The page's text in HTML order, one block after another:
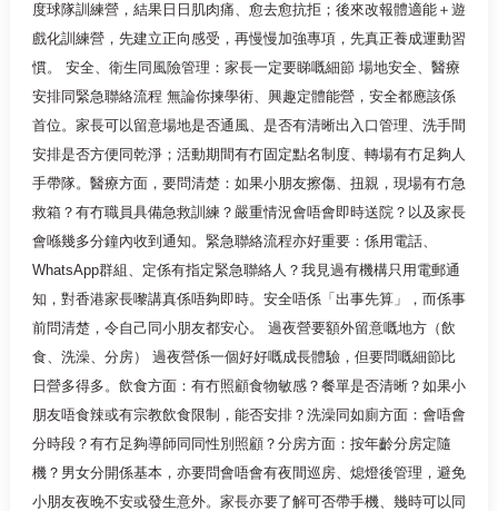
度球隊訓練營，結果日日肌肉痛、愈去愈抗拒；後來改報體適能＋遊
戲化訓練營，先建立正向感受，再慢慢加強專項，先真正養成運動習
慣。 安全、衛生同風險管理：家長一定要睇嘅細節 場地安全、醫療
安排同緊急聯絡流程 無論你揀學術、興趣定體能營，安全都應該係
首位。家長可以留意場地是否通風、是否有清晰出入口管理、洗手間
安排是否方便同乾淨；活動期間有冇固定點名制度、轉場有冇足夠人
手帶隊。醫療方面，要問清楚：如果小朋友擦傷、扭親，現場有冇急
救箱？有冇職員具備急救訓練？嚴重情況會唔會即時送院？以及家長
會喺幾多分鐘內收到通知。緊急聯絡流程亦好重要：係用電話、
WhatsApp群組、定係有指定緊急聯絡人？我見過有機構只用電郵通
知，對香港家長嚟講真係唔夠即時。安全唔係「出事先算」，而係事
前問清楚，令自己同小朋友都安心。 過夜營要額外留意嘅地方（飲
食、洗澡、分房） 過夜營係一個好好嘅成長體驗，但要問嘅細節比
日營多得多。飲食方面：有冇照顧食物敏感？餐單是否清晰？如果小
朋友唔食辣或有宗教飲食限制，能否安排？洗澡同如廁方面：會唔會
分時段？有冇足夠導師同同性別照顧？分房方面：按年齡分房定隨
機？男女分開係基本，亦要問會唔會有夜間巡房、熄燈後管理，避免
小朋友夜晚不安或發生意外。家長亦要了解可否帶手機、幾時可以同